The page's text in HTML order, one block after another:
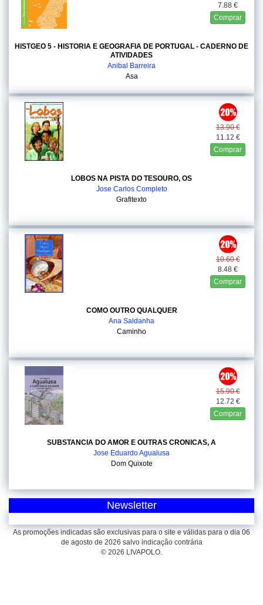
7.88 €
Comprar
HISTGEO 5 - HISTORIA E GEOGRAFIA DE PORTUGAL - CADERNO DE
ATIVIDADES
Anibal Barreira
Asa
13.90 €
11.12 €
Comprar
LOBOS NA PISTA DO TESOURO, OS
Jose Carlos Completo
Grafitexto
10.60 €
8.48 €
Comprar
COMO OUTRO QUALQUER
Ana Saldanha
Caminho
15.90 €
12.72 €
Comprar
SUBSTANCIA DO AMOR E OUTRAS CRONICAS, A
Jose Eduardo Agualusa
Dom Quixote
Newsletter
As promoções indicadas são exclusivas para o site e válidas para o dia 06
de agosto de 2026 salvo indicação contrária
© 2026 LIVAPOLO.